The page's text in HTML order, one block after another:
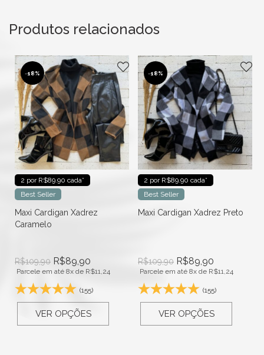
Produtos relacionados
-18%
2 por R$89.90 cada*
Best Seller
Maxi Cardigan Xadrez
Caramelo
R$109,90 R$89,90
Parcele em até 8x de R$11,24
(155)
VER OPÇÕES
-18%
2 por R$89.90 cada*
Best Seller
Maxi Cardigan Xadrez Preto
R$109,90 R$89,90
Parcele em até 8x de R$11,24
(155)
VER OPÇÕES